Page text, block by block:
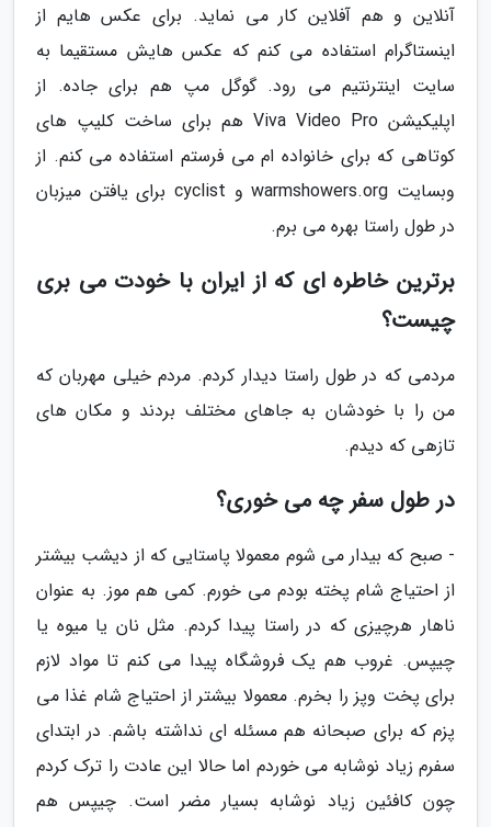
آنلاین و هم آفلاین کار می نماید. برای عکس هایم از
اینستاگرام استفاده می کنم که عکس هایش مستقیما به
سایت اینترنتیم می رود. گوگل مپ هم برای جاده. از
اپلیکیشن Viva Video Pro هم برای ساخت کلیپ های
کوتاهی که برای خانواده ام می فرستم استفاده می کنم. از
وبسایت warmshowers.org و cyclist برای یافتن میزبان
در طول راستا بهره می برم.
برترین خاطره ای که از ایران با خودت می بری
چیست؟
مردمی که در طول راستا دیدار کردم. مردم خیلی مهربان که
من را با خودشان به جاهای مختلف بردند و مکان های
تازهی که دیدم.
در طول سفر چه می خوری؟
- صبح که بیدار می شوم معمولا پاستایی که از دیشب بیشتر
از احتیاج شام پخته بودم می خورم. کمی هم موز. به عنوان
ناهار هرچیزی که در راستا پیدا کردم. مثل نان یا میوه یا
چیپس. غروب هم یک فروشگاه پیدا می کنم تا مواد لازم
برای پخت وپز را بخرم. معمولا بیشتر از احتیاج شام غذا می
پزم که برای صبحانه هم مسئله ای نداشته باشم. در ابتدای
سفرم زیاد نوشابه می خوردم اما حالا این عادت را ترک کردم
چون کافئین زیاد نوشابه بسیار مضر است. چیپس هم